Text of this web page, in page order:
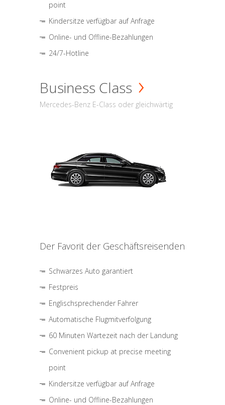
point
Kindersitze verfügbar auf Anfrage
Online- und Offline-Bezahlungen
24/7-Hotline
Business Class
Mercedes-Benz E-Class oder gleichwärtig
Der Favorit der Geschäftsreisenden
Schwarzes Auto garantiert
Festpreis
Englischsprechender Fahrer
Automatische Flugmitverfolgung
60 Minuten Wartezeit nach der Landung
Convenient pickup at precise meeting
point
Kindersitze verfügbar auf Anfrage
Online- und Offline-Bezahlungen